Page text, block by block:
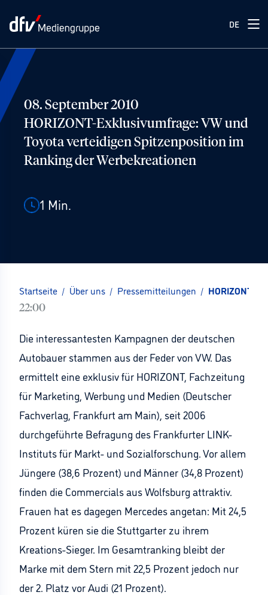
DE
08. September 2010
HORIZONT-Exklusivumfrage: VW und
Toyota verteidigen Spitzenposition im
Ranking der Werbekreationen
1 Min.
Startseite / Über uns / Pressemitteilungen / HORIZONT-
22:00
Die interessantesten Kampagnen der deutschen
Autobauer stammen aus der Feder von VW. Das
ermittelt eine exklusiv für HORIZONT, Fachzeitung
für Marketing, Werbung und Medien (Deutscher
Fachverlag, Frankfurt am Main), seit 2006
durchgeführte Befragung des Frankfurter LINK-
Instituts für Markt- und Sozialforschung. Vor allem
Jüngere (38,6 Prozent) und Männer (34,8 Prozent)
finden die Commercials aus Wolfsburg attraktiv.
Frauen hat es dagegen Mercedes angetan: Mit 24,5
Prozent küren sie die Stuttgarter zu ihrem
Kreations-Sieger. Im Gesamtranking bleibt der
Marke mit dem Stern mit 22,5 Prozent jedoch nur
der 2. Platz vor Audi (21 Prozent).